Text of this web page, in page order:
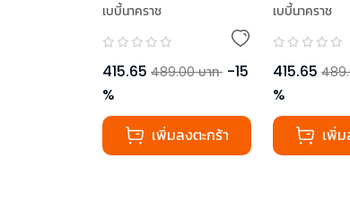
เบบี้นาคราช
415.65 489.00 บาท -15
%
เพิ่มลงตะกร้า
เบบี้นาคราช
415.65
%
เพิ่ม